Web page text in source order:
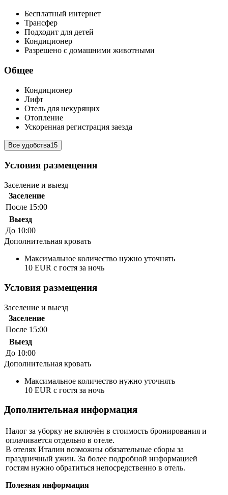
Бесплатный интернет
Трансфер
Подходит для детей
Кондиционер
Разрешено с домашними животными
Общее
Кондиционер
Лифт
Отель для некурящих
Отопление
Ускоренная регистрация заезда
Все удобства15
Условия размещения
Заселение и выезд
Заселение
После 15:00
Выезд
До 10:00
Дополнительная кровать
Максимальное количество нужно уточнять
10 EUR с гостя за ночь
Условия размещения
Заселение и выезд
Заселение
После 15:00
Выезд
До 10:00
Дополнительная кровать
Максимальное количество нужно уточнять
10 EUR с гостя за ночь
Дополнительная информация
Налог за уборку не включён в стоимость бронирования и
оплачивается отдельно в отеле.
В отелях Италии возможны обязательные сборы за
праздничный ужин. За более подробной информацией
гостям нужно обратиться непосредственно в отель.
Полезная информация